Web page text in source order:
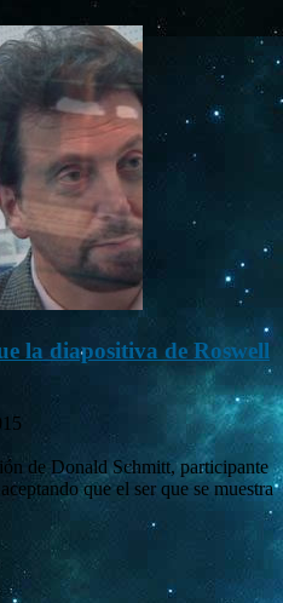
la diapositiva de Roswell
de Donald Schmitt, participante
que el ser que se muestra